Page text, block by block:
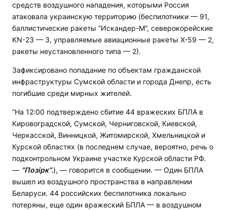
средств воздушного нападения, которыми Россия
атаковала украинскую территорию (беспилотники — 91,
баллистические ракеты “Искандер-М”, северокорейские
KN-23 — 3, управляемые авиационные ракеты Х-59 — 2,
ракеты неустановленного типа — 2).
Зафиксировано попадание по объектам гражданской
инфраструктуры Сумской области и города Днепр, есть
погибшие среди мирных жителей.
“На 12:00 подтверждено сбитие 44 вражеских БПЛА в
Кировоградской, Сумской, Черниговской, Киевской,
Черкасской, Винницкой, Житомирской, Хмельницкой и
Курской областях (в последнем случае, вероятно, речь о
подконтрольном Украине участке Курской области РФ.
— “Позірк“.), — говорится в сообщении. — Один БПЛА
вышел из воздушного пространства в направлении
Беларуси. 44 российских беспилотника локально
потеряны, еще один вражеский БПЛА — в воздушном